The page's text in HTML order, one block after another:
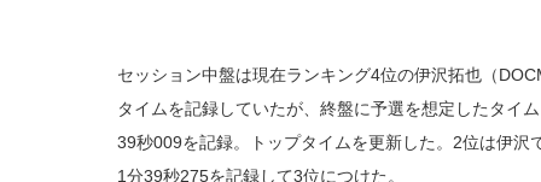
セッション中盤は現在ランキング4位の伊沢拓也（
タイムを記録していたが、終盤に予選を想定したタイ
39秒009を記録。トップタイムを更新した。2位は伊
1分39秒275を記録して3位につけた。